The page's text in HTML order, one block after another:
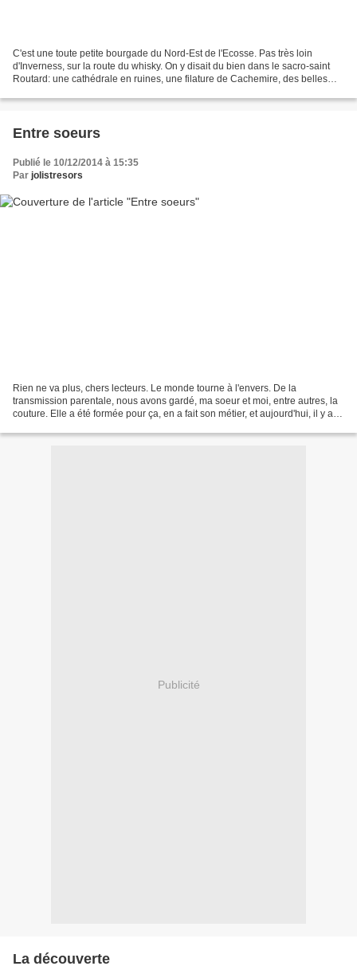
C'est une toute petite bourgade du Nord-Est de l'Ecosse. Pas très loin
d'Inverness, sur la route du whisky. On y disait du bien dans le sacro-saint
Routard: une cathédrale en ruines, une filature de Cachemire, des belles
Entre soeurs
Publié le 10/12/2014 à 15:35
Par jolistresors
Rien ne va plus, chers lecteurs. Le monde tourne à l'envers. De la
transmission parentale, nous avons gardé, ma soeur et moi, entre autres, la
couture. Elle a été formée pour ça, en a fait son métier, et aujourd'hui, il y a
Publicité
La découverte